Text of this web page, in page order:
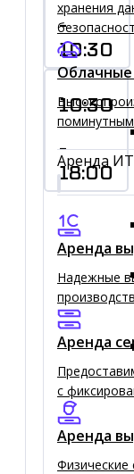
хранения
Облачные
Аренда
Аренда
Надежные
Аренда
с
Аренда
-
10:30
10:30
-
18:00